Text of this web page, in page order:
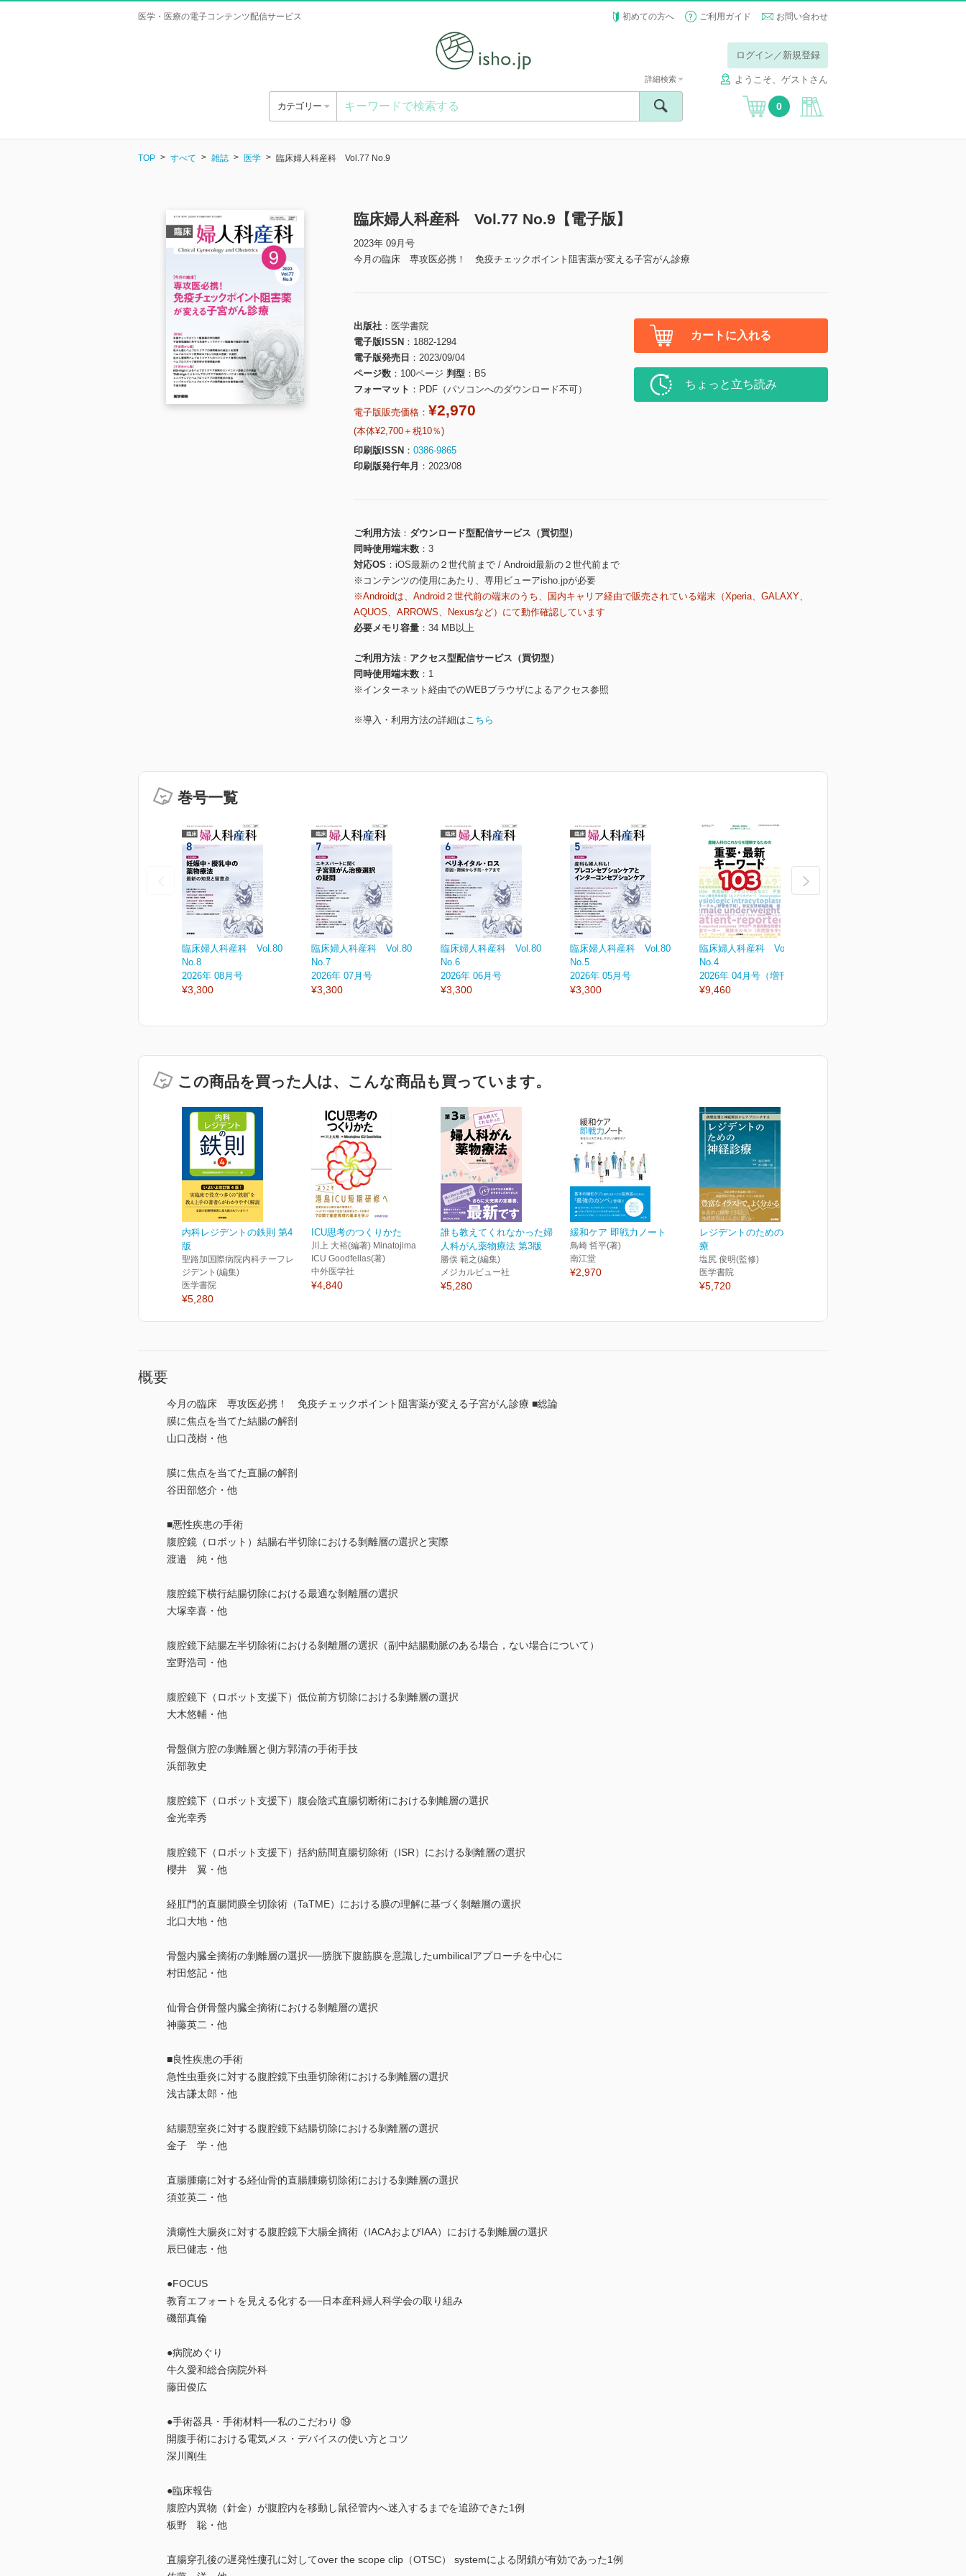
医学・医療の電子コンテンツ配信サービス 初めての方へ ご利用ガイド お問い合わせ
ログイン／新規登録
ようこそ、ゲストさん
カテゴリー
詳細検索
0
TOP すべて 雑誌 医学 臨床婦人科産科 Vol.77 No.9
臨床婦人科産科 Vol.77 No.9【電子版】
2023年 09月号
今月の臨床 専攻医必携！ 免疫チェックポイント阻害薬が変える子宮がん診療
出版社
医学書院
電子版ISSN
1882-1294
電子版発売日
2023/09/04
ページ数
100ページ 判型
B5
フォーマット
PDF（パソコンへのダウンロード不可）
電子版販売価格： ¥2,970
(本体¥2,700＋税10％)
印刷版ISSN
0386-9865
印刷版発行年月
2023/08
カートに入れる
ちょっと立ち読み
ご利用方法
ダウンロード型配信サービス（買切型）
同時使用端末数
3
対応OS
iOS最新の２世代前まで / Android最新の２世代前まで
※コンテンツの使用にあたり、専用ビューアisho.jpが必要
※Androidは、Android２世代前の端末のうち、国内キャリア経由で販売されている端末（Xperia、GALAXY、
AQUOS、ARROWS、Nexusなど）にて動作確認しています
必要メモリ容量
34 MB以上
ご利用方法
アクセス型配信サービス（買切型）
同時使用端末数
1
※インターネット経由でのWEBブラウザによるアクセス参照
※導入・利用方法の詳細はこちら
巻号一覧
臨床婦人科産科 Vol.80
No.8
2026年 08月号
¥3,300
臨床婦人科産科 Vol.80
No.7
2026年 07月号
¥3,300
臨床婦人科産科 Vol.80
No.6
2026年 06月号
¥3,300
臨床婦人科産科 Vol.80
No.5
2026年 05月号
¥3,300
臨床婦人科産科 Vol.80
No.4
2026年 04月号（増刊号）
¥9,460
この商品を買った人は、こんな商品も買っています。
内科レジデントの鉄則 第4
版
聖路加国際病院内科チーフレ
ジデント(編集)
医学書院
¥5,280
ICU思考のつくりかた
川上 大裕(編著) Minatojima
ICU Goodfellas(著)
中外医学社
¥4,840
誰も教えてくれなかった婦
人科がん薬物療法 第3版
勝俣 範之(編集)
メジカルビュー社
¥5,280
緩和ケア 即戦力ノート
鳥崎 哲平(著)
南江堂
¥2,970
レジデントのための神経診
療
塩尻 俊明(監修)
医学書院
¥5,720
概要
今月の臨床 専攻医必携！ 免疫チェックポイント阻害薬が変える子宮がん診療 ■総論
膜に焦点を当てた結腸の解剖
山口茂樹・他
膜に焦点を当てた直腸の解剖
谷田部悠介・他
■悪性疾患の手術
腹腔鏡（ロボット）結腸右半切除における剝離層の選択と実際
渡邉 純・他
腹腔鏡下横行結腸切除における最適な剝離層の選択
大塚幸喜・他
腹腔鏡下結腸左半切除術における剝離層の選択（副中結腸動脈のある場合，ない場合について）
室野浩司・他
腹腔鏡下（ロボット支援下）低位前方切除における剝離層の選択
大木悠輔・他
骨盤側方腔の剝離層と側方郭清の手術手技
浜部敦史
腹腔鏡下（ロボット支援下）腹会陰式直腸切断術における剝離層の選択
金光幸秀
腹腔鏡下（ロボット支援下）括約筋間直腸切除術（ISR）における剝離層の選択
櫻井 翼・他
経肛門的直腸間膜全切除術（TaTME）における膜の理解に基づく剝離層の選択
北口大地・他
骨盤内臓全摘術の剝離層の選択──膀胱下腹筋膜を意識したumbilicalアプローチを中心に
村田悠記・他
仙骨合併骨盤内臓全摘術における剝離層の選択
神藤英二・他
■良性疾患の手術
急性虫垂炎に対する腹腔鏡下虫垂切除術における剝離層の選択
浅古謙太郎・他
結腸憩室炎に対する腹腔鏡下結腸切除における剝離層の選択
金子 学・他
直腸腫瘍に対する経仙骨的直腸腫瘍切除術における剝離層の選択
須並英二・他
潰瘍性大腸炎に対する腹腔鏡下大腸全摘術（IACAおよびIAA）における剝離層の選択
辰巳健志・他
●FOCUS
教育エフォートを見える化する──日本産科婦人科学会の取り組み
磯部真倫
●病院めぐり
牛久愛和総合病院外科
藤田俊広
●手術器具・手術材料──私のこだわり ⑲
開腹手術における電気メス・デバイスの使い方とコツ
深川剛生
●臨床報告
腹腔内異物（針金）が腹腔内を移動し鼠径管内へ迷入するまでを追跡できた1例
板野 聡・他
直腸穿孔後の遅発性瘻孔に対してover the scope clip（OTSC） systemによる閉鎖が有効であった1例